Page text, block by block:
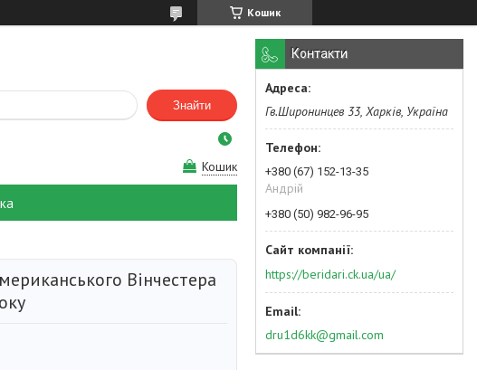
Кошик
Знайти
Кошик
Вінчестера
Контакти
Гв.Широнинцев 33, Харків, Україна
+380 (67) 152-13-35
Андрій
+380 (50) 982-96-95
https://beridari.ck.ua/ua/
dru1d6kk@gmail.com